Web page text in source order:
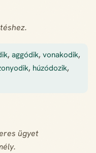
, aggódik, vonakodik,
, húzódozik,
ügyet